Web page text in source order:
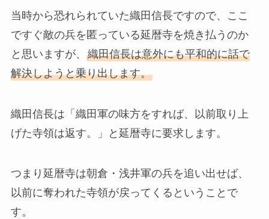
当時から恐れられていた織田信長ですので、ここ
ですぐ敵の兵を匿っている延暦寺を焼き払うのか
と思いますが、 織田信長は意外にも平和的に話で
解決しようと乗り出します。
織田信長は「織田軍の味方をすれば、以前取り上
げた寺領は返す。」と延暦寺に要求します。
つまり延暦寺は朝倉・浅井軍の兵を追い出せば、
以前に奪われた寺領が戻ってくるということで
す。